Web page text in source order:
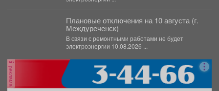
Плановые отключения на 10 августа (г.
Междуреченск)
В связи с ремонтными работами не будет
электроэнергии 10.08.2026 ...
реклама